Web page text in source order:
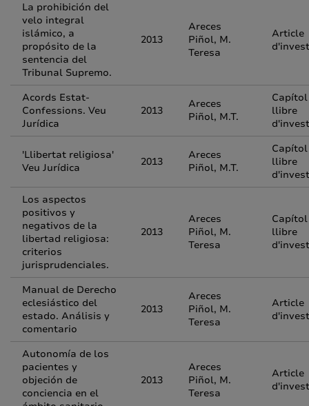
La prohibición del
velo integral
islámico, a
propósito de la
sentencia del
Tribunal Supremo.
2013
Areces
Piñol, M.
Teresa
Article
Acords Estat-
Confessions. Veu
Jurídica
2013
Areces
Piñol, M.T.
llibre
'Llibertat religiosa'
Veu Jurídica
2013
Areces
Piñol, M.T.
llibre
Los aspectos
positivos y
negativos de la
libertad religiosa:
criterios
jurisprudenciales.
2013
Areces
Piñol, M.
Teresa
llibre
Manual de Derecho
eclesiástico del
estado. Análisis y
comentario
2013
Areces
Piñol, M.
Teresa
Article
Autonomía de los
pacientes y
objeción de
conciencia en el
2013
Areces
Piñol, M.
Teresa
Article